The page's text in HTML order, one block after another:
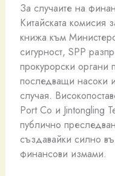
За случаите на
Китайската комисия
книжа към
сигурност, SPP
прокурорски органи
последващи насоки
случая.
Port Co и Jintongling
публично
създавайки силно
финансови измами.